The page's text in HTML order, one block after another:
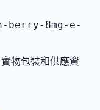
berry-8mg-e-
物包裝和供應資